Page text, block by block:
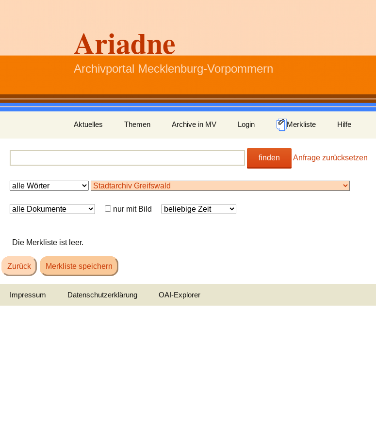
Ariadne
Archivportal Mecklenburg-Vorpommern
Inhalt
springen
Aktuelles Themen Archive in MV Login Merkliste Hilfe
finden Anfrage zurücksetzen
nur mit Bild
Die Merkliste ist leer.
Zurück Merkliste speichern
Impressum Datenschutzerklärung OAI-Explorer